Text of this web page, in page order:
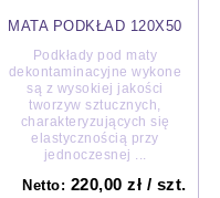
MATA PODKŁAD 120X50
Podkłady pod maty
dekontaminacyjne wykone
są z wysokiej jakości
tworzyw sztucznych,
charakteryzujących się
elastycznością przy
jednoczesnej ...
Netto: 220,00 zł / szt.